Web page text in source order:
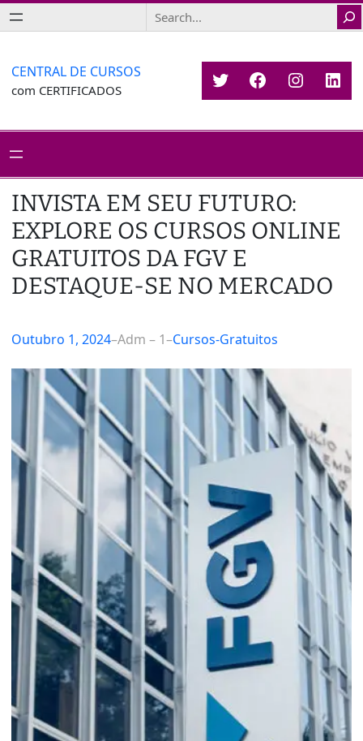
Saltar
para
conteúdo
Search
CENTRAL DE CURSOS
com CERTIFICADOS TwitterFacebook
INVISTA EM SEU FUTURO:
EXPLORE OS CURSOS ONLINE
GRATUITOS DA FGV E
DESTAQUE-SE NO MERCADO
Outubro 1, 2024–Adm – 1–Cursos-Gratuitos